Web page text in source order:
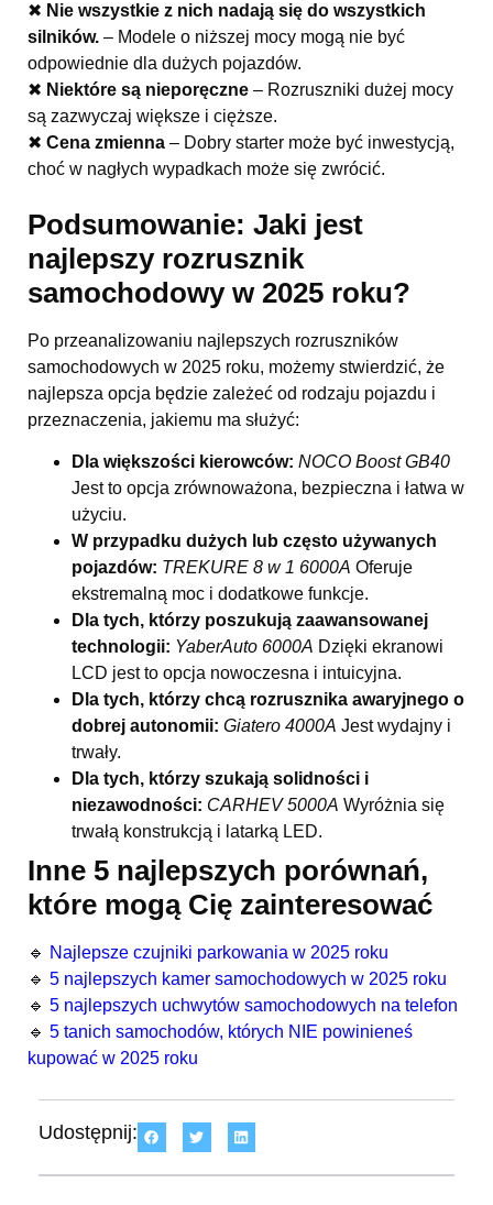
✖ Nie wszystkie z nich nadają się do wszystkich
silników. – Modele o niższej mocy mogą nie być
odpowiednie dla dużych pojazdów.
✖ Niektóre są nieporęczne – Rozruszniki dużej mocy
są zazwyczaj większe i cięższe.
✖ Cena zmienna – Dobry starter może być inwestycją,
choć w nagłych wypadkach może się zwrócić.
Podsumowanie: Jaki jest
najlepszy rozrusznik
samochodowy w 2025 roku?
Po przeanalizowaniu najlepszych rozruszników
samochodowych w 2025 roku, możemy stwierdzić, że
najlepsza opcja będzie zależeć od rodzaju pojazdu i
przeznaczenia, jakiemu ma służyć:
Dla większości kierowców: NOCO Boost GB40
Jest to opcja zrównoważona, bezpieczna i łatwa w
użyciu.
W przypadku dużych lub często używanych
pojazdów: TREKURE 8 w 1 6000A Oferuje
ekstremalną moc i dodatkowe funkcje.
Dla tych, którzy poszukują zaawansowanej
technologii: YaberAuto 6000A Dzięki ekranowi
LCD jest to opcja nowoczesna i intuicyjna.
Dla tych, którzy chcą rozrusznika awaryjnego o
dobrej autonomii: Giatero 4000A Jest wydajny i
trwały.
Dla tych, którzy szukają solidności i
niezawodności: CARHEV 5000A Wyróżnia się
trwałą konstrukcją i latarką LED.
Inne 5 najlepszych porównań,
które mogą Cię zainteresować
🔹 Najlepsze czujniki parkowania w 2025 roku
🔹 5 najlepszych kamer samochodowych w 2025 roku
🔹 5 najlepszych uchwytów samochodowych na telefon
🔹 5 tanich samochodów, których NIE powinieneś
kupować w 2025 roku
Udostępnij: